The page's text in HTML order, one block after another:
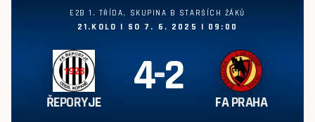
E2B 1. TŘÍDA, SKUPINA B STARŠÍCH ŽÁKŮ
21.KOLO | SO 7. 6. 2025 | 09:00
ŘEPORYJE 4-2 FA PRAHA